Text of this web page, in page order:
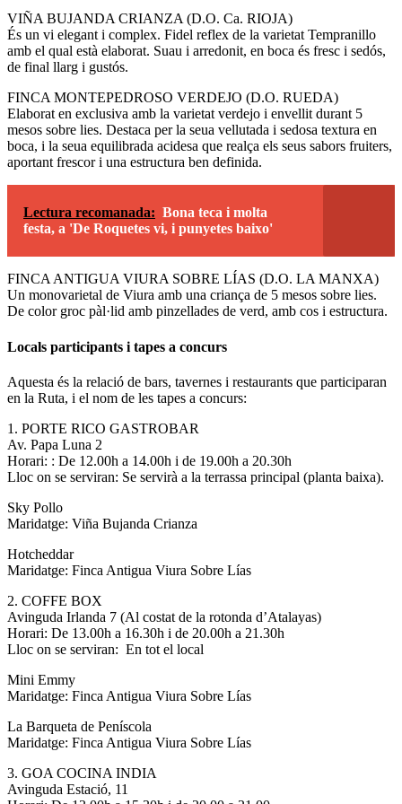
VIÑA BUJANDA CRIANZA (D.O. Ca. RIOJA)
És un vi elegant i complex. Fidel reflex de la varietat Tempranillo
amb el qual està elaborat. Suau i arredonit, en boca és fresc i sedós,
de final llarg i gustós.
FINCA MONTEPEDROSO VERDEJO (D.O. RUEDA)
Elaborat en exclusiva amb la varietat verdejo i envellit durant 5
mesos sobre lies. Destaca per la seua vellutada i sedosa textura en
boca, i la seua equilibrada acidesa que realça els seus sabors fruiters,
aportant frescor i una estructura ben definida.
Lectura recomanada: Bona teca i molta
festa, a 'De Roquetes vi, i punyetes baixo'
FINCA ANTIGUA VIURA SOBRE LÍAS (D.O. LA MANXA)
Un monovarietal de Viura amb una criança de 5 mesos sobre lies.
De color groc pàl·lid amb pinzellades de verd, amb cos i estructura.
Locals participants i tapes a concurs
Aquesta és la relació de bars, tavernes i restaurants que participaran
en la Ruta, i el nom de les tapes a concurs:
1. PORTE RICO GASTROBAR
Av. Papa Luna 2
Horari: : De 12.00h a 14.00h i de 19.00h a 20.30h
Lloc on se serviran: Se servirà a la terrassa principal (planta baixa).
Sky Pollo
Maridatge: Viña Bujanda Crianza
Hotcheddar
Maridatge: Finca Antigua Viura Sobre Lías
2. COFFE BOX
Avinguda Irlanda 7 (Al costat de la rotonda d’Atalayas)
Horari: De 13.00h a 16.30h i de 20.00h a 21.30h
Lloc on se serviran: En tot el local
Mini Emmy
Maridatge: Finca Antigua Viura Sobre Lías
La Barqueta de Peníscola
Maridatge: Finca Antigua Viura Sobre Lías
3. GOA COCINA INDIA
Avinguda Estació, 11